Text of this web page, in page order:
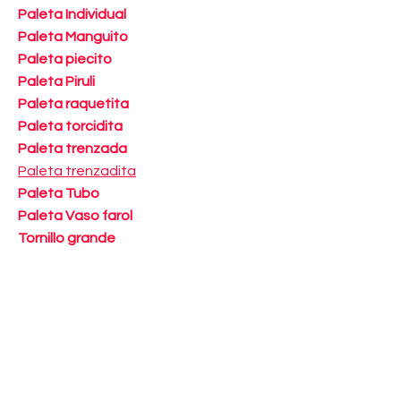
Paleta Individual
Paleta Manguito
Paleta piecito
Paleta Piruli
Paleta raquetita
Paleta torcidita
Paleta trenzada
Paleta trenzadita
Paleta Tubo
Paleta Vaso farol
Tornillo grande